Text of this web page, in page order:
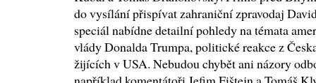
do vysílání přispívat zahraniční zpravodaj
speciál nabídne detailní pohledy na témata
vlády Donalda Trumpa, politické reakce z
žijících v USA. Nebudou chybět ani názory